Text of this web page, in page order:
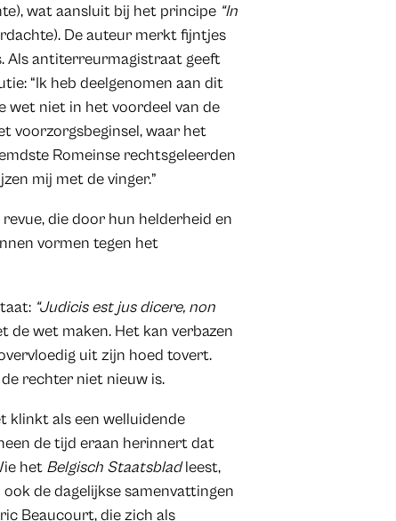
wat aansluit bij het principe “In
De auteur merkt fijntjes
Als antiterreurmagistraat geeft
“Ik heb deelgenomen aan dit
wet niet in het voordeel van de
voorzorgsbeginsel, waar het
Romeinse rechtsgeleerden
mij met de vinger.”
die door hun helderheid en
vormen tegen het
“Judicis est jus dicere, non
wet maken. Het kan verbazen
uit zijn hoed tovert.
rechter niet nieuw is.
klinkt als een welluidende
de tijd eraan herinnert dat
het Belgisch Staatsbladleest,
de dagelijkse samenvattingen
Beaucourt, die zich als